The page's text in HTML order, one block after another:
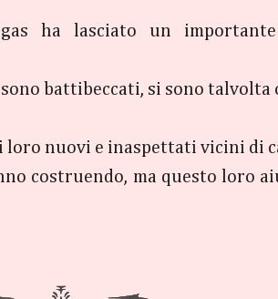
ha lasciato un
battibeccati, si sono talvolta
loro nuovi e inaspettati vicini di
costruendo, ma questo loro